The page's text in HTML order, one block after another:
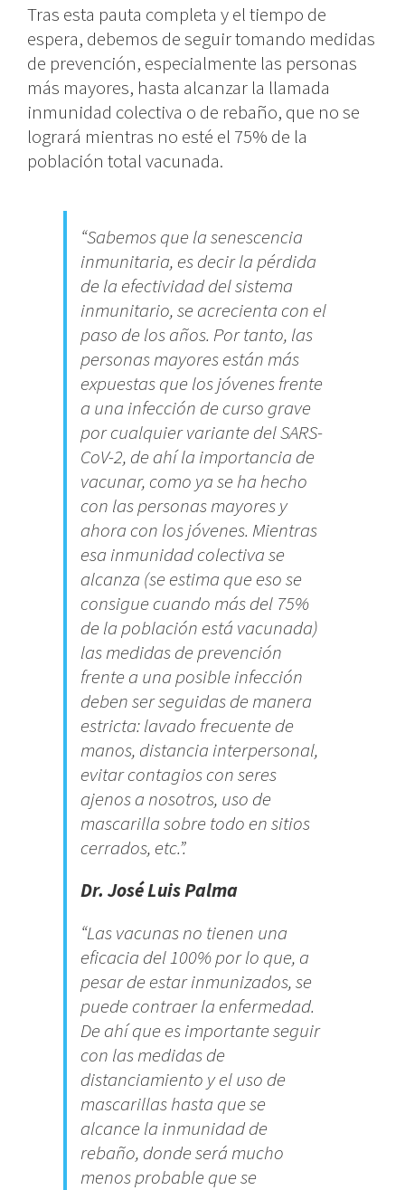
Tras esta pauta completa y el tiempo de
espera, debemos de seguir tomando medidas
de prevención, especialmente las personas
más mayores, hasta alcanzar la llamada
inmunidad colectiva o de rebaño, que no se
logrará mientras no esté el 75% de la
población total vacunada.
“Sabemos que la senescencia
inmunitaria, es decir la pérdida
de la efectividad del sistema
inmunitario, se acrecienta con el
paso de los años. Por tanto, las
personas mayores están más
expuestas que los jóvenes frente
a una infección de curso grave
por cualquier variante del SARS-
CoV-2, de ahí la importancia de
vacunar, como ya se ha hecho
con las personas mayores y
ahora con los jóvenes. Mientras
esa inmunidad colectiva se
alcanza (se estima que eso se
consigue cuando más del 75%
de la población está vacunada)
las medidas de prevención
frente a una posible infección
deben ser seguidas de manera
estricta: lavado frecuente de
manos, distancia interpersonal,
evitar contagios con seres
ajenos a nosotros, uso de
mascarilla sobre todo en sitios
cerrados, etc.”.
Dr. José Luis Palma
“Las vacunas no tienen una
eficacia del 100% por lo que, a
pesar de estar inmunizados, se
puede contraer la enfermedad.
De ahí que es importante seguir
con las medidas de
distanciamiento y el uso de
mascarillas hasta que se
alcance la inmunidad de
rebaño, donde será mucho
menos probable que se